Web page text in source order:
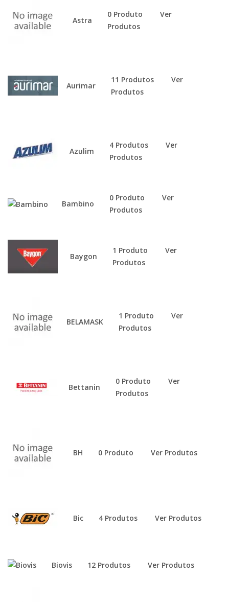
Astra
0 Produto
Ver
Produtos
Aurimar
11 Produtos
Ver
Produtos
Azulim
4 Produtos
Ver
Produtos
Bambino
0 Produto
Ver
Produtos
Baygon
1 Produto
Ver
Produtos
BELAMASK
1 Produto
Ver
Produtos
Bettanin
0 Produto
Ver
Produtos
BH 0 Produto Ver Produtos
Bic 4 Produtos Ver Produtos
Biovis 12 Produtos Ver Produtos